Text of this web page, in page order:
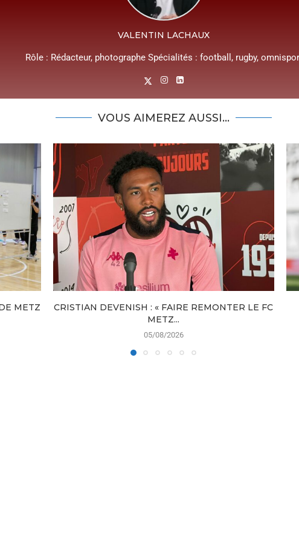
VALENTIN LACHAUX
Rôle : Rédacteur, photographe Spécialités : football, rugby,
VOUS AIMEREZ AUSSI...
METZ
CRISTIAN DEVENISH : « FAIRE REMONTER LE FC
METZ...
05/08/2026